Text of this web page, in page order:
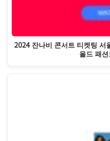
2024 잔나비 콘서트 티켓팅 서
올드 패